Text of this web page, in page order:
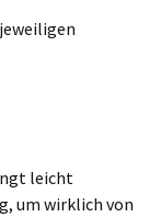
leicht
um wirklich von